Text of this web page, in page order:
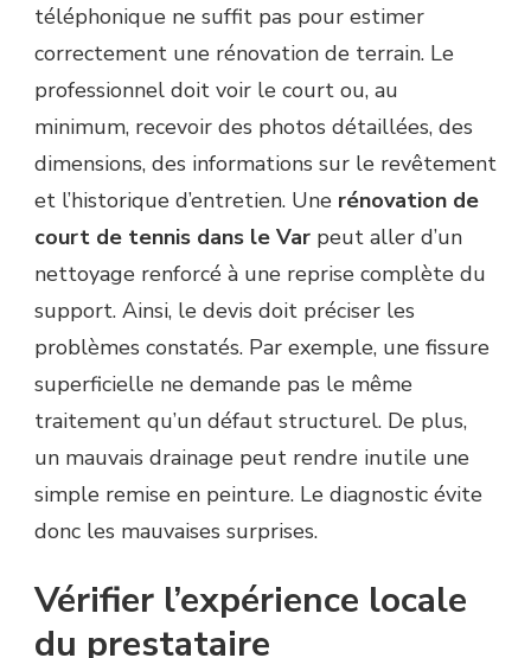
téléphonique ne suffit pas pour estimer
correctement une rénovation de terrain. Le
professionnel doit voir le court ou, au
minimum, recevoir des photos détaillées, des
dimensions, des informations sur le revêtement
et l’historique d’entretien. Une rénovation de
court de tennis dans le Var peut aller d’un
nettoyage renforcé à une reprise complète du
support. Ainsi, le devis doit préciser les
problèmes constatés. Par exemple, une fissure
superficielle ne demande pas le même
traitement qu’un défaut structurel. De plus,
un mauvais drainage peut rendre inutile une
simple remise en peinture. Le diagnostic évite
donc les mauvaises surprises.
Vérifier l’expérience locale
du prestataire